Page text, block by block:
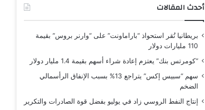
أحدث المقالات
بريطانيا تُقر استحواذ “باراماونت” على “وارنر بروس” بقيمة
110 مليارات دولار
“كومرتس بنك” يعتزم إعادة شراء أسهم بقيمة 1.4 مليار دولار
سهم “سبيس إكس” يتراجع 13% بسبب الإنفاق الرأسمالي
الضخم
إنتاج النفط الروسي زاد في يوليو بفضل قوة الصادرات والتكرير